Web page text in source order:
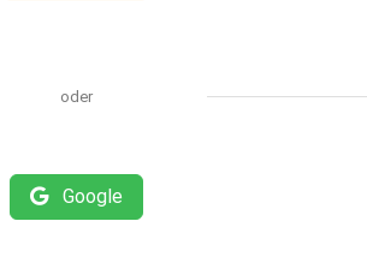
oder
Google